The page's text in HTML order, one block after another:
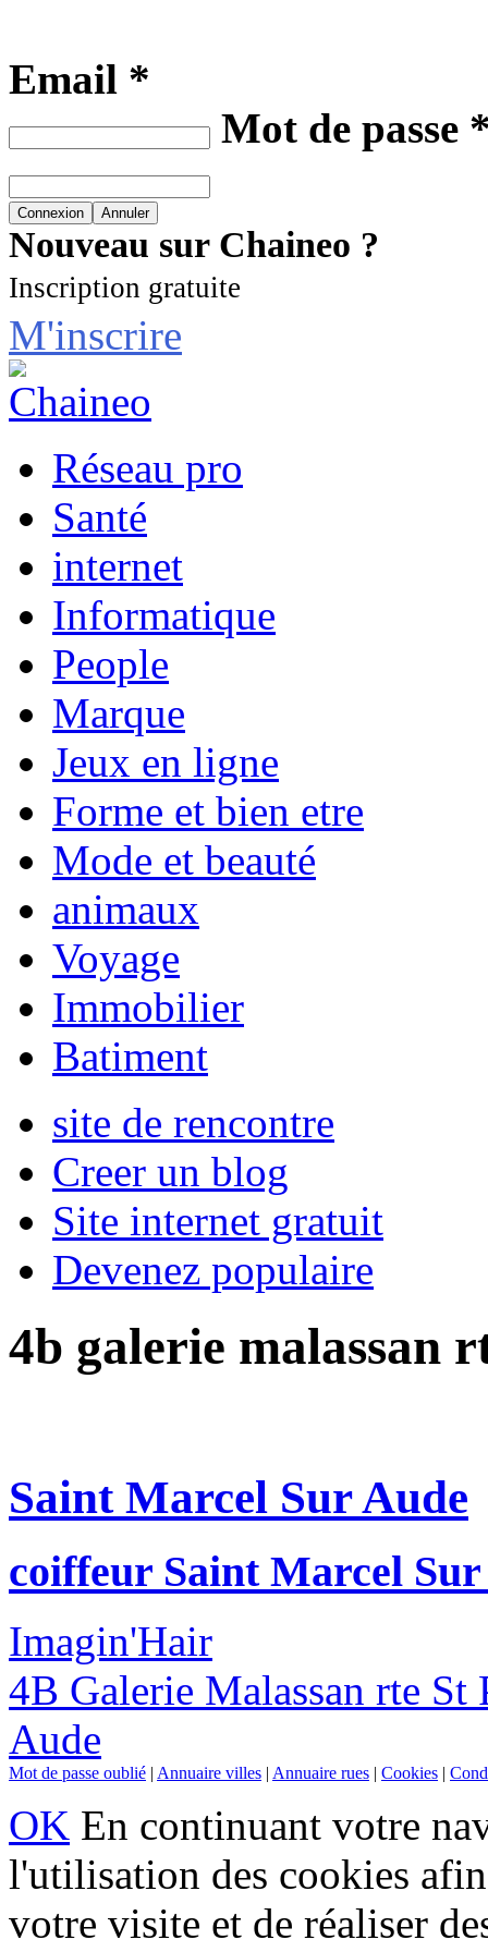
Email *
Mot de passe
Nouveau sur Chaineo ?
Inscription gratuite
M'inscrire
Réseau pro
Santé
internet
Informatique
People
Marque
Jeux en ligne
Forme et bien etre
Mode et beauté
animaux
Voyage
Immobilier
Batiment
site de rencontre
Creer un blog
Site internet gratuit
Devenez populaire
4b galerie malassan
Saint Marcel Sur Aude
coiffeur Saint Marcel
Imagin'Hair
4B Galerie Malassan rte
Aude
Mot de passe oublié | Annuaire villes | Annuaire rues | Cookies |
OK En continuant votre
l'utilisation des cookies
votre visite et de réaliser